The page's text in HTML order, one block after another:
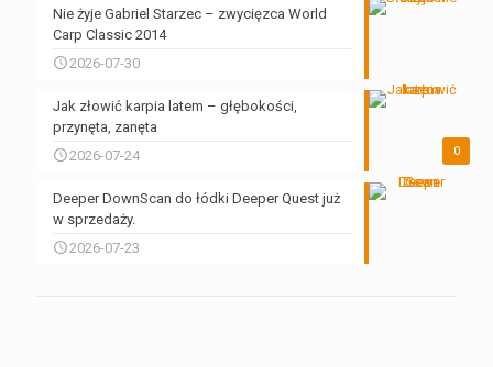
Nie żyje Gabriel Starzec – zwycięzca World
Carp Classic 2014
2026-07-30
0
Jak złowić karpia latem – głębokości,
przynęta, zanęta
2026-07-24
Deeper DownScan do łódki Deeper Quest już
w sprzedaży.
2026-07-23